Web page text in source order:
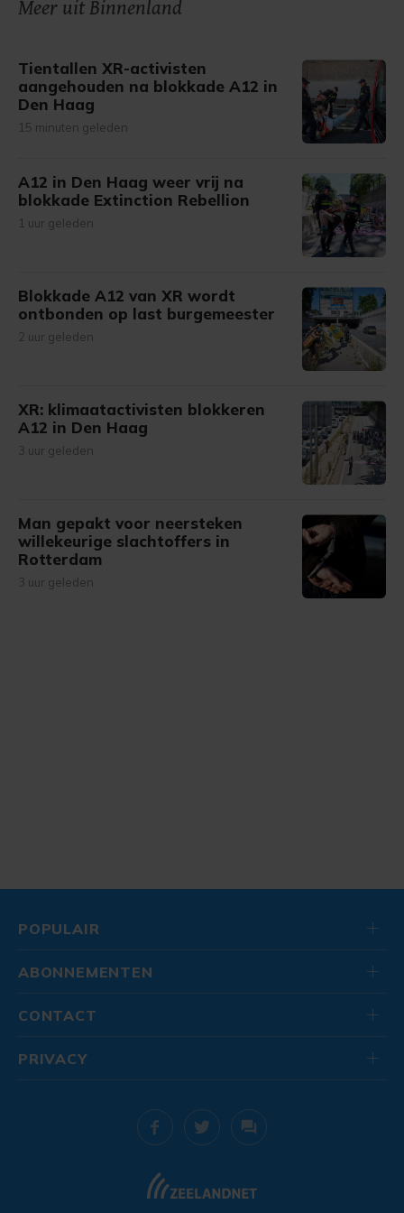
Meer uit Binnenland
Tientallen XR-activisten
aangehouden na blokkade A12 in
Den Haag
15 minuten geleden
A12 in Den Haag weer vrij na
blokkade Extinction Rebellion
1 uur geleden
Blokkade A12 van XR wordt
ontbonden op last burgemeester
2 uur geleden
XR: klimaatactivisten blokkeren
A12 in Den Haag
3 uur geleden
Man gepakt voor neersteken
willekeurige slachtoffers in
Rotterdam
3 uur geleden
POPULAIR
ABONNEMENTEN
CONTACT
PRIVACY